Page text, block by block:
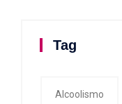
Tag
Alcoolismo